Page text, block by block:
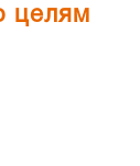
целям